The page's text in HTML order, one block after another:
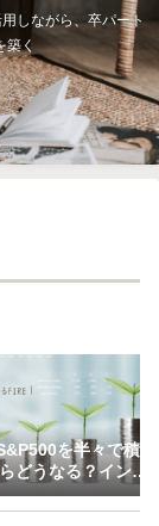
しながら、卒パート
築く
を半々で積
どうなる？インデ
配当のハイブリッ